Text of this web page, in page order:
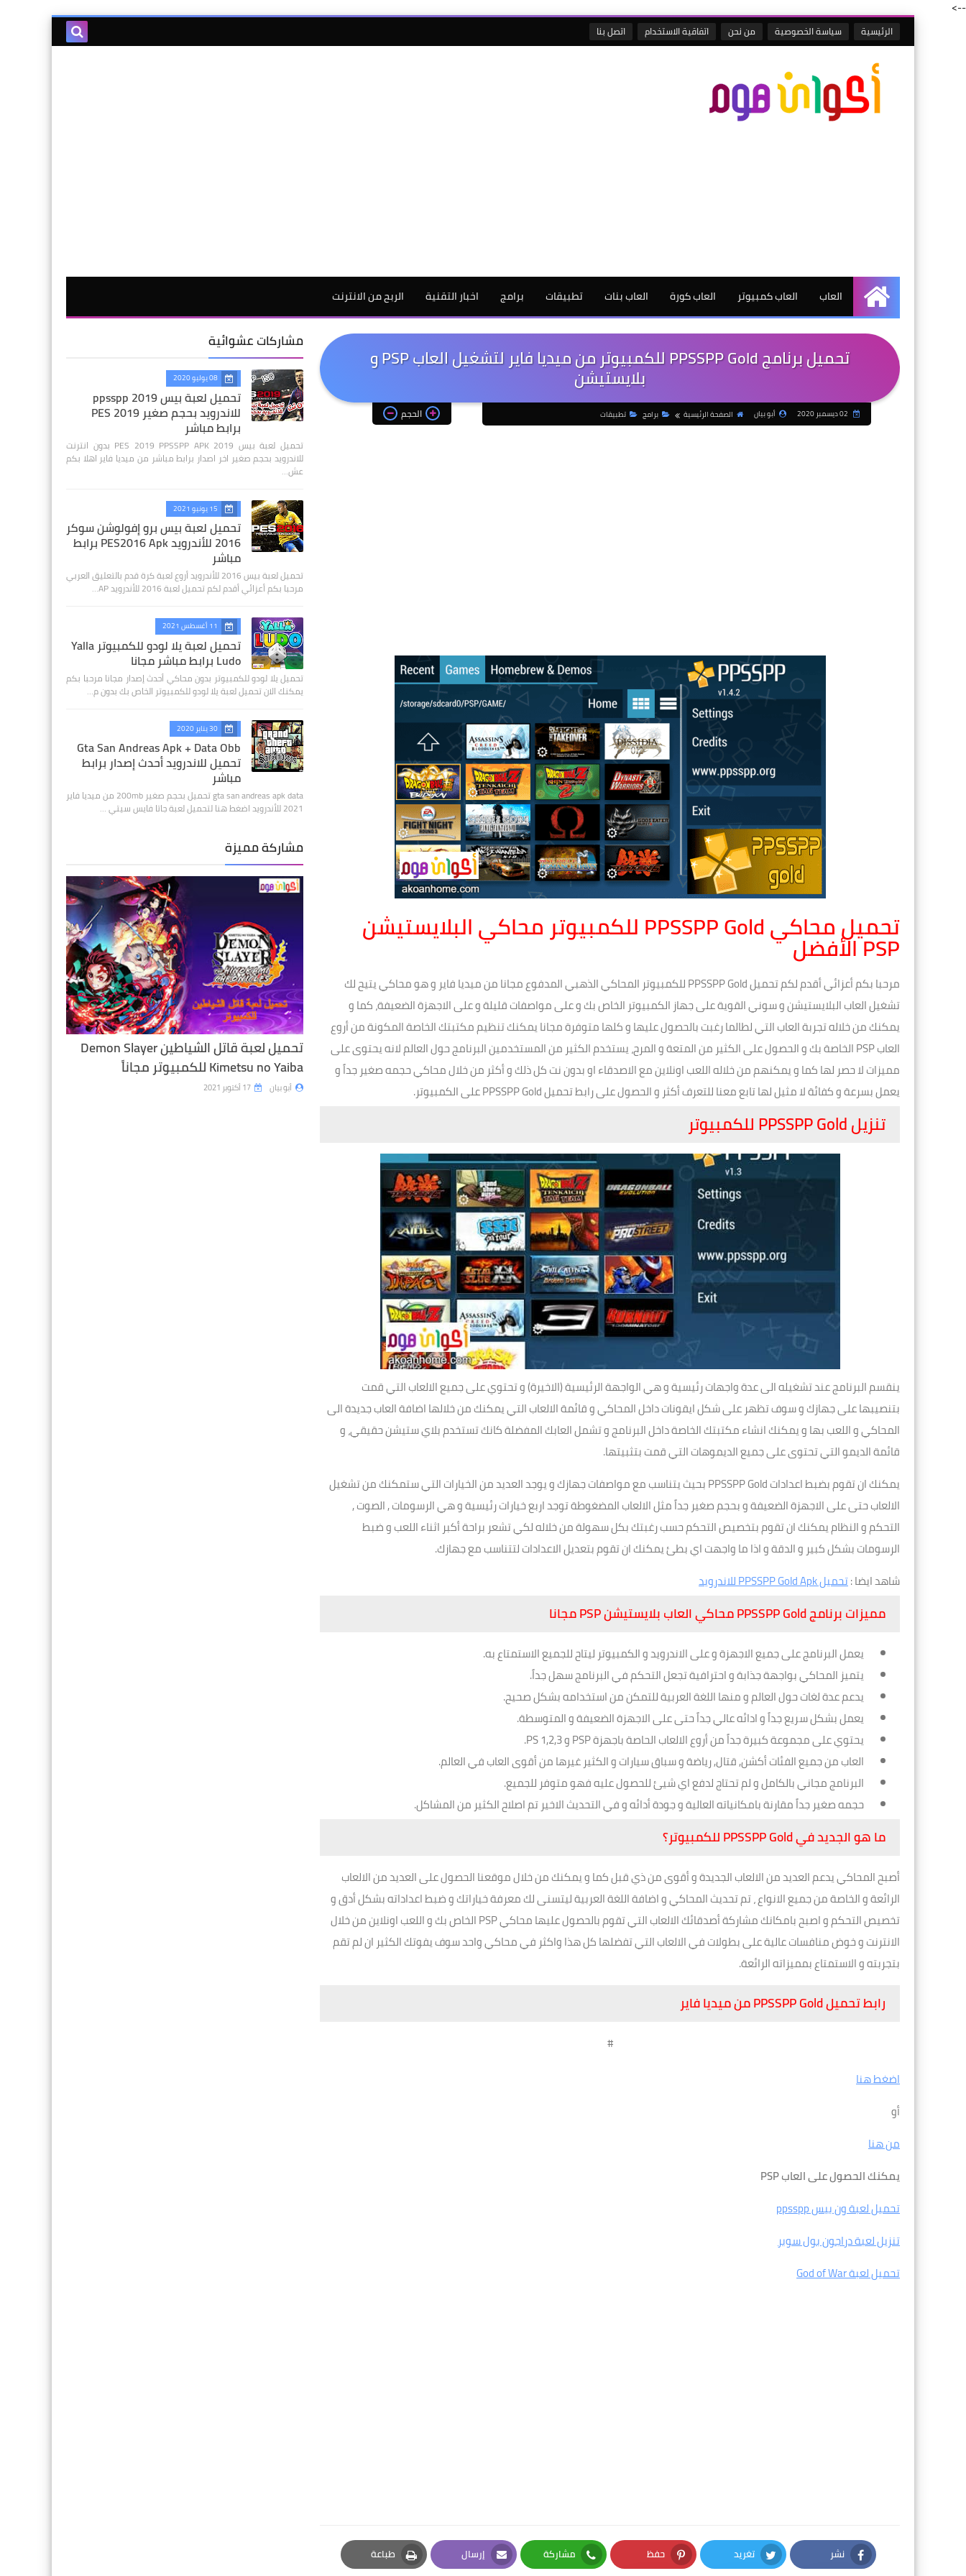
-->
الرئيسية سياسة الخصوصية من نحن اتفاقية الاستخدام اتصل بنا
الرئيسية
العاب العاب كمبيوتر العاب كورة العاب بنات تطبيقات برامج اخبار التقنية الربح من الانترنت
تحميل برنامج PPSSPP Gold للكمبيوتر من ميديا فاير لتشغيل العاب PSP و
بلايستيشن
أبو بيان الصفحة الرئيسية برامج تطبيقات الحجم
تحميل محاكي PPSSPP Gold للكمبيوتر محاكي البلايستيشن
PSP الأفضل
مرحبا بكم أعزائي أقدم لكم تحميل PPSSPP Gold للكمبيوتر المحاكي الذهبي المدفوع مجانا من ميديا فاير و هو محاكي يتيح لك
تشغيل العاب البلايستيشن و سوني القوية على جهاز الكمبيوتر الخاص بك و على مواصفات قليلة و على الاجهزة الضعيفة، كما و
يمكنك من خلاله تجربة العاب التي لطالما رغبت بالحصول عليها و كلها متوفرة مجانا يمكنك تنظيم مكتبتك الخاصة المكونة من أروع
العاب PSP الخاصة بك و الحصول على الكثير من المتعة و المرح، يستخدم الكثير من المستخدمين البرنامج حول العالم لانه يحتوى على
مميزات لا حصر لها كما و يمكنهم من خلاله اللعب اونلاين مع الاصدقاء او بدون نت كل ذلك و أكثر من خلال محاكي حجمه صغير جداً و
يعمل بسرعة و كفائة لا مثيل لها تابع معنا للتعرف أكثر و الحصول على رابط تحميل PPSSPP Gold على الكمبيوتر.
تنزيل PPSSPP Gold للكمبيوتر
ينقسم البرنامج عند تشغيله الى عدة واجهات رئيسية و هي الواجهة الرئيسية (الاخيرة) و تحتوي على جميع الالعاب التي قمت
بتنصيبها على جهازك و سوف تظهر على شكل ايقونات داخل المحاكي و قائمة الالعاب التي يمكنك من خلالها اضافة العاب جديدة الى
المحاكي و اللعب بها و يمكنك انشاء مكتبتك الخاصة داخل البرنامج و تشمل العابك المفضلة كانك تستخدم بلاي ستيشن حقيقي، و
قائمة الديمو التي تحتوى على جميع الديموهات التي قمت بتثبيتها.
يمكنك ان تقوم بضبط اعدادات PPSSPP Gold بحيث يتناسب مع مواصفات جهازك و يوجد العديد من الخيارات التي ستمكنك من تشغيل
الالعاب حتى على الاجهزة الضعيفة و بحجم صغير جداً مثل الالعاب المضغوطة توجد اربع خيارات رئيسية و هي الرسومات , الصوت ,
التحكم و النظام يمكنك ان تقوم بتخصيص التحكم حسب رغبتك بكل سهولة من خلاله لكي تشعر براحة أكبر اثناء اللعب و ضبط
الرسومات بشكل كبير و الدقة و اذا ما واجهت اي بطئ يمكنك ان تقوم بتعديل الاعدادات لتتناسب مع جهازك.
شاهد ايضا :تحميل PPSSPP Gold Apk للاندرويد
مميزات برنامج PPSSPP Gold محاكي العاب بلايستيشن PSP مجانا
يعمل البرنامج على جميع الاجهزة و على الاندرويد و الكمبيوتر ليتاح للجميع الاستمتاع به.
يتميز المحاكي بواجهة جذابة و احترافية تجعل التحكم في البرنامج سهل جداً.
يدعم عدة لغات حول العالم و منها اللغة العربية للتمكن من استخدامه بشكل صحيح.
يعمل بشكل سريع جداً و ادائه عالي جداً حتى على الاجهزة الضعيفة و المتوسطة.
يحتوي على مجموعة كبيرة جداً من أروع الالعاب الحاصة باجهزة PSP و PS 1,2,3.
العاب من جميع الفئات أكشن, قتال, رياضة و سباق سيارات و الكثير غيرها من أقوى العاب في العالم.
البرنامج مجاني بالكامل و لم تحتاج لدفع اي شيئ للحصول عليه فهو متوفر للجميع.
حجمه صغير جداً مقارنة بامكانياته العالية و جودة أدائه و في التحديث الاخير تم اصلاح الكثير من المشاكل.
ما هو الجديد في PPSSPP Gold للكمبيوتر؟
أصبح المحاكي يدعم العديد من الالعاب الجديدة و أقوى من ذي قبل كما و يمكنك من خلال موقعنا الحصول على العديد من الالعاب
الرائعة و الخاصة من جميع الانواع ، تم تحديث المحاكي و اضافة اللغة العربية ليتسنى لك معرفة خياراتك و ضبط اعداداته بشكل أدق و
تخصيص التحكم و اصبح بامكانك مشاركة أصدقائك الالعاب التي تقوم بالحصول عليها محاكي PSP الخاص بك و اللعب اونلاين من خلال
الانترنت و خوض منافسات عالية على بطولات في الالعاب التي تفضلها كل هذا واكثر في محاكي واحد سوف يفوتك الكثير ان لم تقم
بتجربته و الاستمتاع بمميزاته الرائعة.
رابط تحميل PPSSPP Gold من ميديا فاير
#
اضغط هنا
أو
من هنا
يمكنك الحصول على العاب PSP
تحميل لعبة ون بيس ppsspp
تنزيل لعبة دراجون بول سوبر
تحميل لعبة God of War
نشر
Facebook
تغريد
Twitter
حفظ
Pinterest
مشاركة
Whatsapp
إرسال
Email
طباعة
Print
مشاركات عشوائية
08 يوليو 2020
تحميل لعبة بيس 2019 ppsspp
للاندرويد بحجم صغير PES 2019
برابط مباشر
تحميل لعبة بيس 2019 PES 2019 PPSSPP APK بدون انترنت
للاندرويد بحجم صغير اخر اصدار برابط مباشر من ميديا فاير اهلا بكم
عش…
15 يونيو 2021
تحميل لعبة بيس برو إفولوشن سوكر
2016 للأندرويد PES2016 Apk برابط
مباشر
تحميل لعبة بيس 2016 للأندرويد أروع لعبة كرة قدم بالتعليق العربي
مرحبا بكم أعزائي أقدم لكم تحميل لعبة 2016 للأندرويد AP…
11 أغسطس 2021
تحميل لعبة يلا لودو للكمبيوتر Yalla
Ludo برابط مباشر مجانا
تحميل يلا لودو للكمبيوتر بدون محاكي أحدث إصدار مجانا مرحبا بكم
يمكنك الان تحميل لعبة يلا لودو للكمبيوتر الخاص بك بدون م…
30 يناير 2020
Gta San Andreas Apk + Data Obb
تحميل للاندرويد أحدث إصدار برابط
مباشر
gta san andreas apk data تحميل بحجم صغير 200mb من ميديا فاير
2021 للأندرويد اضغط هنا لتحميل لعبة جاتا فايس سيتي …
مشاركة مميزة
تحميل لعبة قاتل الشياطين Demon Slayer
Kimetsu no Yaiba للكمبيوتر مجاناً
أبو بيان 17 أكتوبر 2021